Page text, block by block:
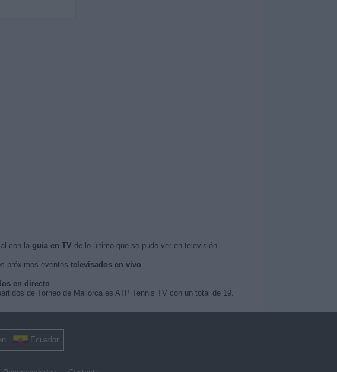
con la guía en TV de lo último que se pudo ver en televisión.
próximos eventos televisados en vivo.
en directo.
de Torneo de Mallorca es ATP Tennis TV con un total de 19.
Ecuador